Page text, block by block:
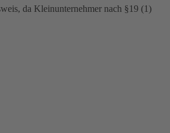
da Kleinunternehmer nach §19 (1)